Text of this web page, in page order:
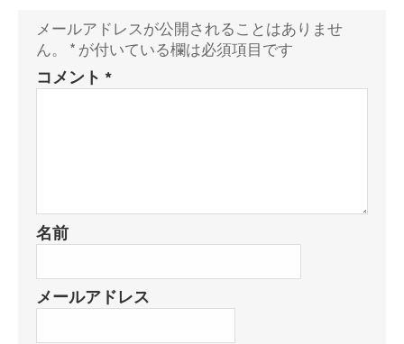
メールアドレスが公開されることはありませ
ん。
* が付いている欄は必須項目です
コメント *
名前
メールアドレス